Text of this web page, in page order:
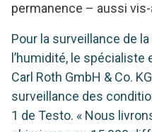
permanence – aussi
Pour la surveillance de
l’humidité, le
Carl Roth GmbH & Co.
surveillance des
1 de Testo. « Nous